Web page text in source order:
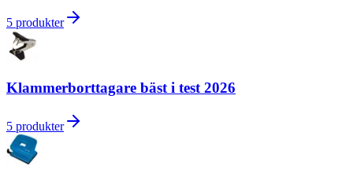
5 produkter
Klammerborttagare bäst i test 2026
5 produkter